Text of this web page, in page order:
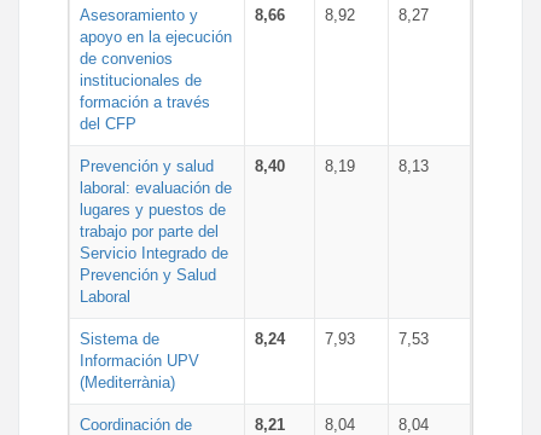
Asesoramiento y
apoyo en la ejecución
de convenios
institucionales de
formación a través
del CFP
8,66 8,92 8,27
Prevención y salud
laboral: evaluación de
lugares y puestos de
trabajo por parte del
Servicio Integrado de
Prevención y Salud
Laboral
8,40 8,19 8,13
Sistema de
Información UPV
(Mediterrània)
8,24 7,93 7,53
Coordinación de
8,21 8,04 8,04